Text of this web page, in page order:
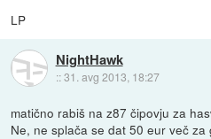
LP
NightHawk
::31. avg 2013, 18:27
matično rabiš na z87 čipovju za
Ne, ne splača se dat 50 eur več za